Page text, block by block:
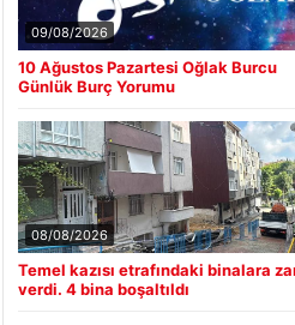
09/08/2026
10 Ağustos Pazartesi Oğlak Burcu
Günlük Burç Yorumu
08/08/2026
Temel kazısı etrafındaki binalara
verdi. 4 bina boşaltıldı